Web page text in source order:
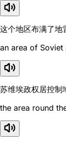
这个地区布满了地
an area of Soviet
苏维埃政权居控制
the area round